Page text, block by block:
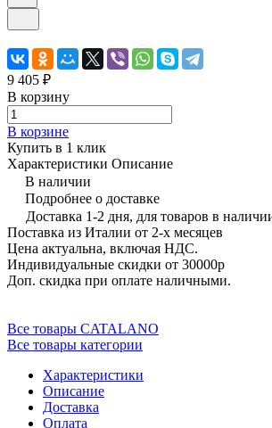
9 405 ₽
В корзину
В корзине
Купить в 1 клик
Характеристики Описание
В наличии
Подробнее о доставке
Доставка 1-2 дня, для товаров в
Поставка из Италии от 2-х месяцев
Цена актуальна, включая НДС.
Индивидуальные скидки от 30000р
Доп. скидка при оплате наличными.
Все товары CATALANO
Все товары категории
Характеристики
Описание
Доставка
Оплата